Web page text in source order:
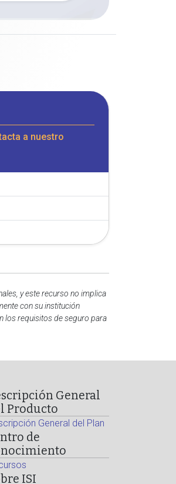
a nuestro
y este recurso no implica
con su institución
los requisitos de seguro para
General
Producto
General del Plan
de
ISI